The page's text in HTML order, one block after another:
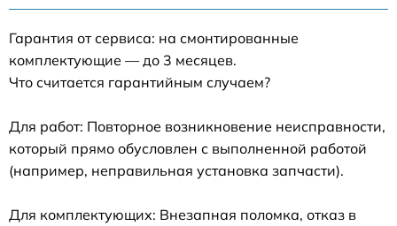
Гарантия от сервиса: на смонтированные
комплектующие — до 3 месяцев.
Что считается гарантийным случаем?
Для работ: Повторное возникновение неисправности,
который прямо обусловлен с выполненной работой
(например, неправильная установка запчасти).
Для комплектующих: Внезапная поломка, отказ в